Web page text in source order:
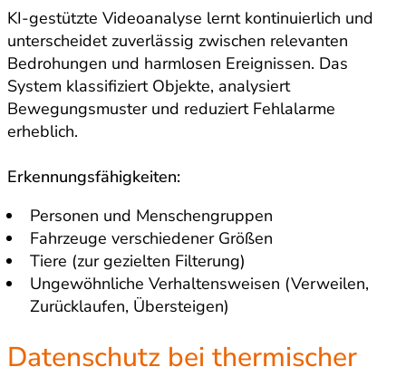
KI-gestützte Videoanalyse lernt kontinuierlich und
unterscheidet zuverlässig zwischen relevanten
Bedrohungen und harmlosen Ereignissen. Das
System klassifiziert Objekte, analysiert
Bewegungsmuster und reduziert Fehlalarme
erheblich.
Erkennungsfähigkeiten:
Personen und Menschengruppen
Fahrzeuge verschiedener Größen
Tiere (zur gezielten Filterung)
Ungewöhnliche Verhaltensweisen (Verweilen,
Zurücklaufen, Übersteigen)
Datenschutz bei thermischer